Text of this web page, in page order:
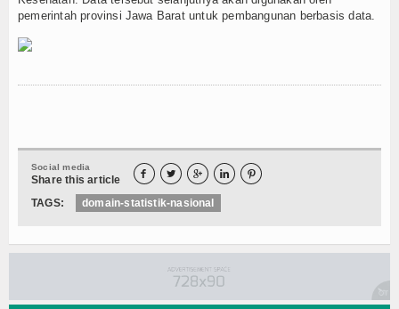
pemerintah provinsi Jawa Barat untuk pembangunan berbasis data.
Social media
Share this article     
TAGS: domain-statistik-nasional